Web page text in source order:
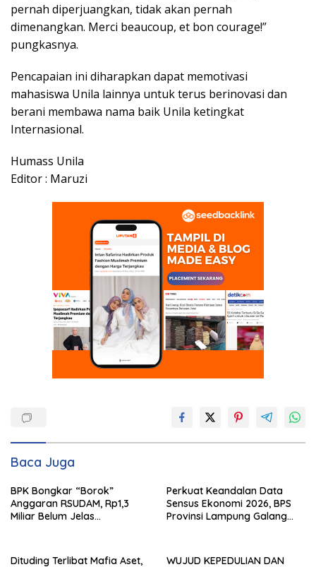
pernah diperjuangkan, tidak akan pernah
dimenangkan. Merci beaucoup, et bon courage!”
pungkasnya.
Pencapaian ini diharapkan dapat memotivasi
mahasiswa Unila lainnya untuk terus berinovasi dan
berani membawa nama baik Unila ketingkat
Internasional.
Humass Unila
Editor : Maruzi
Baca Juga
BPK Bongkar “Borok”
Anggaran RSUDAM, Rp1,3
Miliar Belum Jelas
Perkuat Keandalan Data
Sensus Ekonomi 2026, BPS
Provinsi Lampung Galang
Dituding Terlibat Mafia Aset,
WUJUD KEPEDULIAN DAN